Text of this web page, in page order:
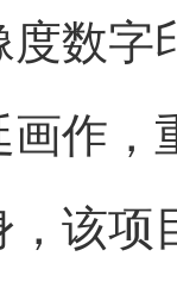
数字
作，
，该